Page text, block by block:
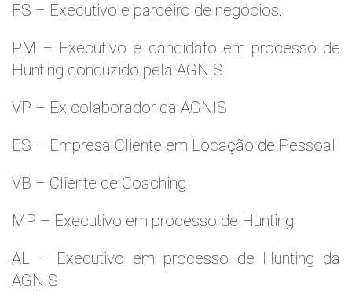
FS – Executivo e parceiro de negócios.
PM – Executivo e candidato em processo de
Hunting conduzido pela AGNIS
VP – Ex colaborador da AGNIS
ES – Empresa Cliente em Locação de Pessoal
VB – Cliente de Coaching
MP – Executivo em processo de Hunting
AL – Executivo em processo de Hunting da
AGNIS